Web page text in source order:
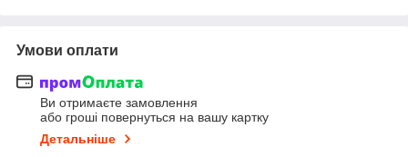
Умови оплати
Ви отримаєте замовлення
або гроші повернуться на вашу картку
Детальніше